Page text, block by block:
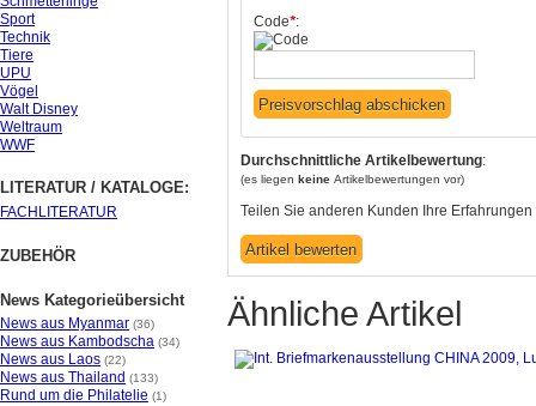
Code*:
Durchschnittliche Artikelbewertung:
(es liegen keine Artikelbewertungen vor)
Teilen Sie anderen Kunden Ihre Erfahrungen
Ähnliche Artikel
Sport
Technik
Tiere
UPU
Vögel
Walt Disney
Weltraum
WWF
LITERATUR / KATALOGE:
FACHLITERATUR
ZUBEHÖR
News Kategorieübersicht
News aus Myanmar (36)
News aus Kambodscha (34)
News aus Laos (22)
News aus Thailand (133)
Rund um die Philatelie (1)